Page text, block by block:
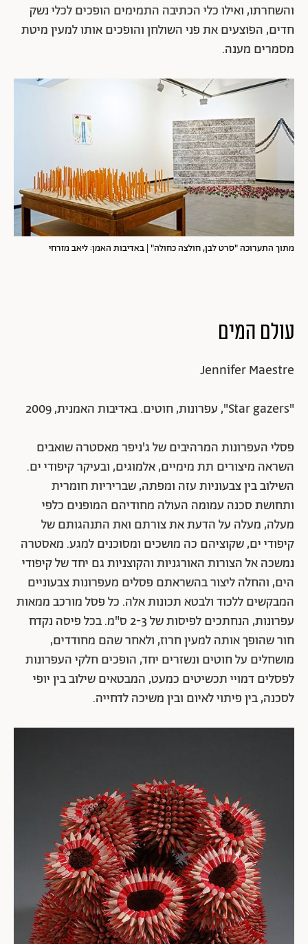
והשחרתו, ואילו כלי הכתיבה התמימים הופכים לכלי נשק
חדים, הפוצעים את פני השולחן והופכים אותו למעין מיטת
מסמרים מענה.
מתוך התערוכה "סרט לבן, חולצה כחולה" | באדיבות האמן: ליאב מזרחי
עולם המים
Jennifer Maestre
"Star gazers", עפרונות, חוטים. באדיבות האמנית, 2009
פסלי העפרונות המרהיבים של ג'ניפר מאסטרה שואבים
השראה מיצורים תת מימיים, אלמוגים, ובעיקר קיפודי ים.
השילוב בין צבעוניות עזה ומפתה, שבריריות חומרית
ותחושת סכנה עמומה העולה מחודיהם המופנים כלפי
מעלה, מעלה על הדעת את צורתם ואת התנהגותם של
קיפודי ים, שקוציהם כה מושכים ומסוכנים למגע. מאסטרה
נמשכה אל הצורות האורגניות והקוצניות גם יחד של קיפודי
הים, והחלה ליצור בהשראתם פסלים מעפרונות צבעוניים
המבקשים ללכוד ולבטא תכונות אלה. כל פסל מורכב ממאות
עפרונות, הנחתכים לפיסות של 2-3 ס"מ. בכל פיסה נקדח
חור שהופך אותה למעין חרוז, ולאחר שהם מחודדים,
מושחלים על חוטים ונשזרים יחד, הופכים חלקי העפרונות
לפסלים דמויי תכשיטים כמעט, המבטאים שילוב בין יופי
לסכנה, בין פיתוי לאיום ובין משיכה לדחייה.